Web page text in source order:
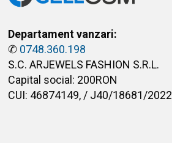
Departament vanzari:
✆ 0748.360.198
S.C. ARJEWELS FASHION S.R.L.
Capital social: 200RON
CUI: 46874149, / J40/18681/2022